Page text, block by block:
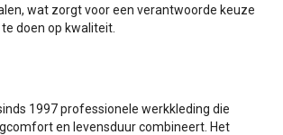
wat zorgt voor een verantwoorde keuze
doen op kwaliteit.
1997 professionele werkkleding die
en levensduur combineert. Het